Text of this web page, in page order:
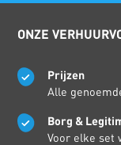
ONZE
Prijzen
Alle
Borg &
Voor elke set